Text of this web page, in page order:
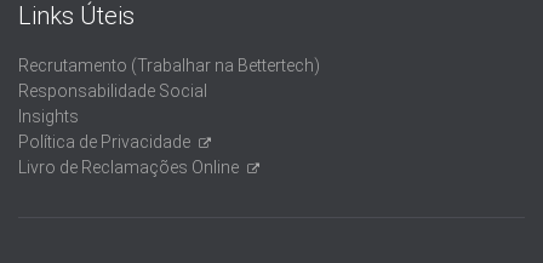
Links Úteis
Recrutamento (Trabalhar na Bettertech)
Responsabilidade Social
Insights
Política de Privacidade
Livro de Reclamações Online